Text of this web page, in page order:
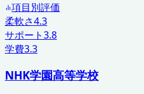
項目別評価
柔軟さ4.3
サポート3.8
学費3.3
NHK学園高等学校